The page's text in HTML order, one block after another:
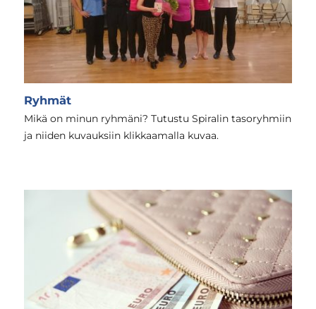
Ryhmät
Mikä on minun ryhmäni? Tutustu Spiralin tasoryhmiin
ja niiden kuvauksiin klikkaamalla kuvaa.